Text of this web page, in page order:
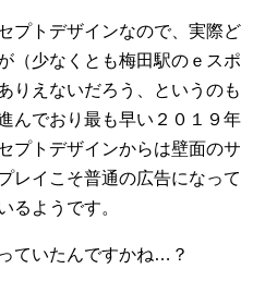
プトデザインなので、実際ど
（少なくとも梅田駅のｅスポ
りえないだろう、というのも
んでおり最も早い２０１９年
プトデザインからは壁面のサ
レイこそ普通の広告になって
るようです。
ていたんですかね…？